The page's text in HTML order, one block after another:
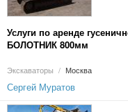
Услуги по аренде
БОЛОТНИК 800мм
Экскаваторы / Москва
Сергей Муратов